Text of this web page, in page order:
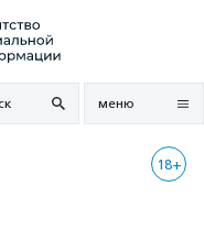
меню
18+